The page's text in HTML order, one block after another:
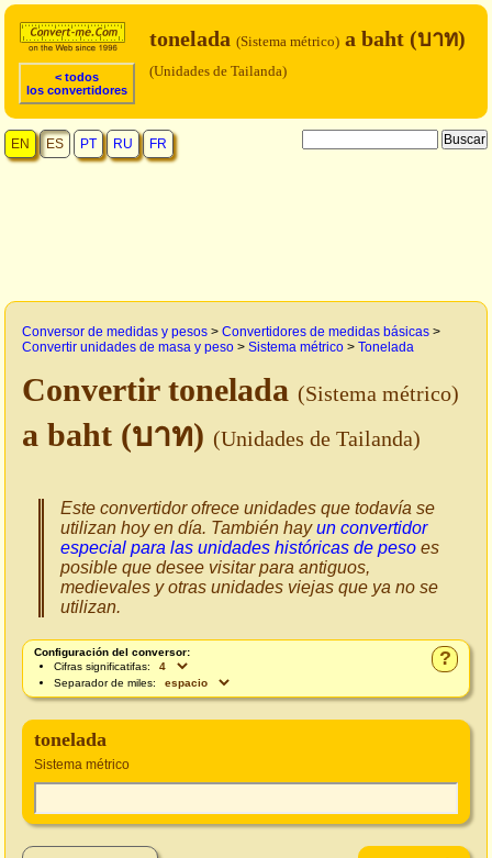
< todos
los convertidores
tonelada (Sistema métrico) a baht (บาท)
(Unidades de Tailanda)
EN ES PT RU FR
Conversor de medidas y pesos > Convertidores de medidas básicas >
Convertir unidades de masa y peso > Sistema métrico > Tonelada
Convertir tonelada (Sistema métrico)
a baht (บาท) (Unidades de Tailanda)
Este convertidor ofrece unidades que todavía se
utilizan hoy en día. También hayun convertidor
especial para las unidades históricas de peso es
posible que desee visitar para antiguos,
medievales y otras unidades viejas que ya no se
utilizan.
?
Configuración del conversor:
Cifras significatifas:
Separador de miles:
tonelada
Sistema métrico